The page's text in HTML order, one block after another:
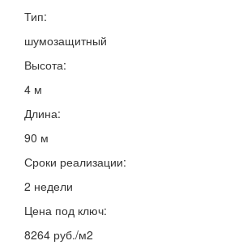
Тип:
шумозащитный
Высота:
4 м
Длина:
90 м
Сроки реализации:
2 недели
Цена под ключ:
8264 руб./м2